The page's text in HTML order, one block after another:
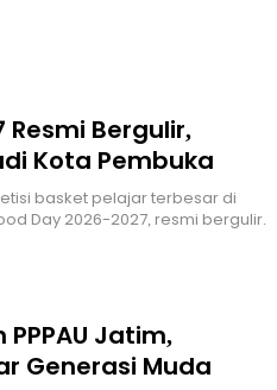
Resmi Bergulir,
Kota Pembuka
basket pelajar terbesar di
Day 2026-2027, resmi bergulir.
PPPAU Jatim,
Generasi Muda